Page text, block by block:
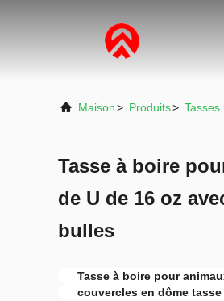
Maison> Produits> Tasses
Tasse à boire
de U de 16 oz
bulles
Tasse à boire pour
couvercles en dôme